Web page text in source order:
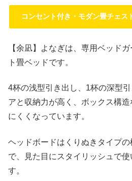
コンセント付き・モダン畳チェス
【余凪】よなぎは、専用ベッド
ト畳ベッドです。
4杯の浅型引き出し、1杯の深型
アと収納力が高く、ボックス構
にくくなっています。
ヘッドボードはくりぬきタイプ
で、見た目にスタイリッシュで
す。